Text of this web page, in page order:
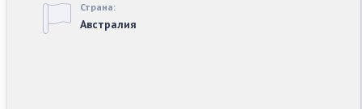
Страна:
Австралия